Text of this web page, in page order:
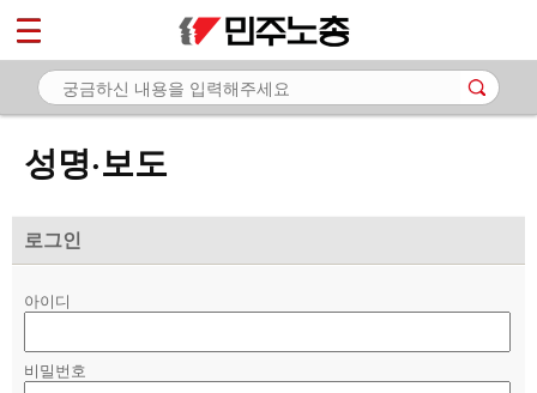
성명·보도
로그인
아이디
비밀번호
마이페이지
소개
- 공지사항
- 성명·보도
자료